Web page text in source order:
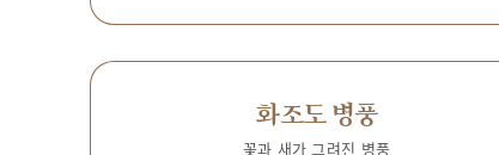
화조도 병풍
꽃과 새가 그려진 병풍